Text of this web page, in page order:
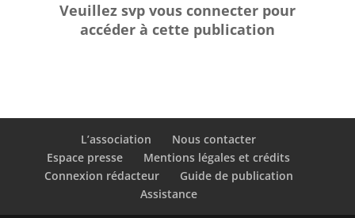
Veuillez svp vous connecter pour
accéder à cette publication
L’association
Nous contacter
Espace presse
Mentions légales et crédits
Connexion rédacteur
Guide de publication
Assistance